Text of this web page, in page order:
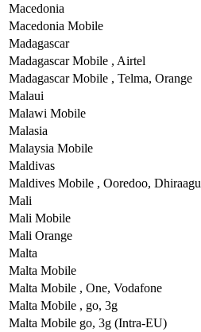
Macedonia
Macedonia Mobile
Madagascar
Madagascar Mobile , Airtel
Madagascar Mobile , Telma, Orange
Malaui
Malawi Mobile
Malasia
Malaysia Mobile
Maldivas
Maldives Mobile , Ooredoo, Dhiraagu
Mali
Mali Mobile
Mali Orange
Malta
Malta Mobile
Malta Mobile , One, Vodafone
Malta Mobile , go, 3g
Malta Mobile go, 3g (Intra-EU)